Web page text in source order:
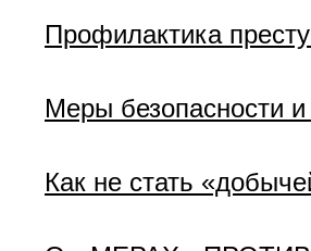
Профилактика
Меры безопасности
Как не стать